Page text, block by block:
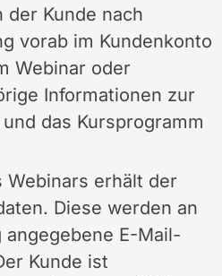
der Kunde nach
vorab im Kundenkonto
Webinar oder
Informationen zur
das Kursprogramm
Webinars erhält der
Diese werden an
E-Mail-
Kunde ist